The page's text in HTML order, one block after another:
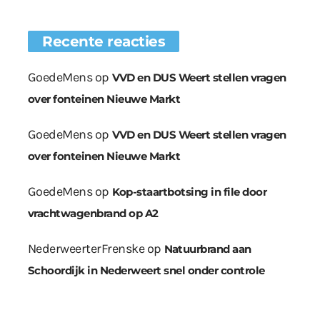
Recente reacties
GoedeMensop VVD en DUS Weert stellen vragen
over fonteinen Nieuwe Markt
GoedeMensop VVD en DUS Weert stellen vragen
over fonteinen Nieuwe Markt
GoedeMensop Kop-staartbotsing in file door
vrachtwagenbrand op A2
NederweerterFrenskeop Natuurbrand aan
Schoordijk in Nederweert snel onder controle